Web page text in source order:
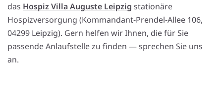
das Hospiz Villa Auguste Leipzig stationäre
Hospizversorgung (Kommandant-Prendel-Allee 106,
04299 Leipzig). Gern helfen wir Ihnen, die für Sie
passende Anlaufstelle zu finden — sprechen Sie uns
an.